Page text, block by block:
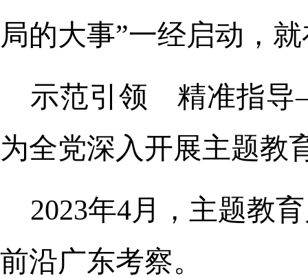
局的大事”一经启动，
示范引领 精准指导
为全党深入开展主题教
2023年4月，主题教
前沿广东考察。